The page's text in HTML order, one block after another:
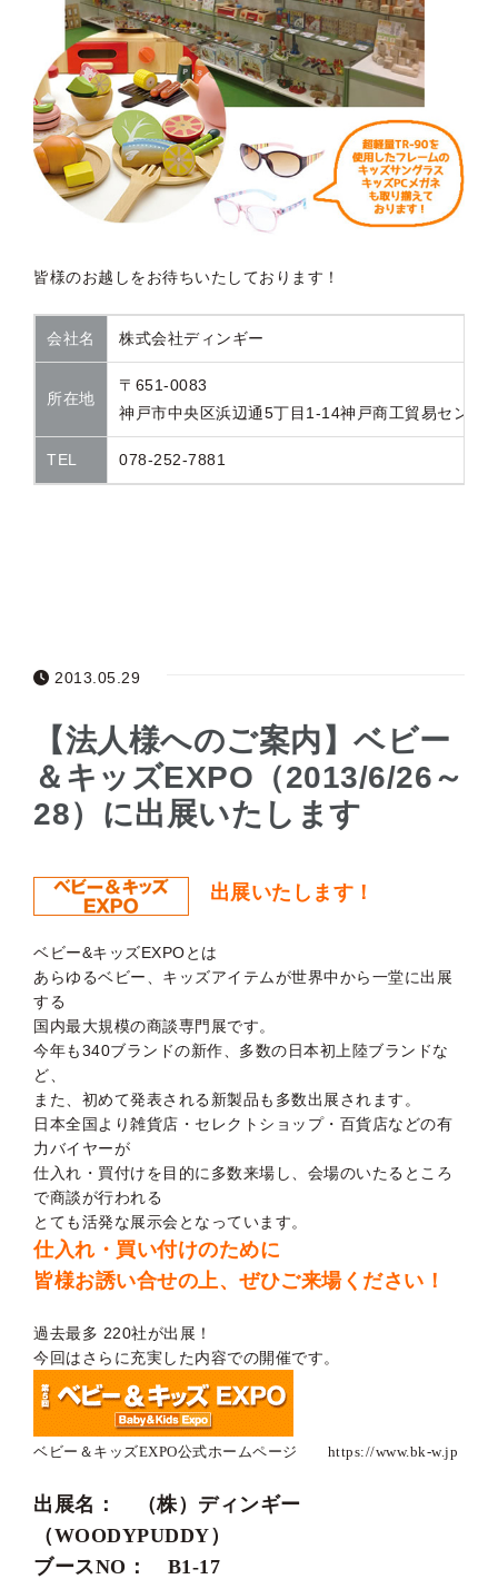
皆様のお越しをお待ちいたしております！
会社名 株式会社ディンギー
所在地
〒651-0083
神戸市中央区浜辺通5丁目1-14神戸商工貿易センタ
TEL 078-252-7881
2013.05.29
【法人様へのご案内】ベビー
＆キッズEXPO（2013/6/26～
28）に出展いたします
出展いたします！
ベビー&キッズEXPOとは
あらゆるベビー、キッズアイテムが世界中から一堂に出展
する
国内最大規模の商談専門展です。
今年も340ブランドの新作、多数の日本初上陸ブランドな
ど、
また、初めて発表される新製品も多数出展されます。
日本全国より雑貨店・セレクトショップ・百貨店などの有
力バイヤーが
仕入れ・買付けを目的に多数来場し、会場のいたるところ
で商談が行われる
とても活発な展示会となっています。
仕入れ・買い付けのために
皆様お誘い合せの上、ぜひご来場ください！
過去最多 220社が出展！
今回はさらに充実した内容での開催です。
ベビー＆キッズEXPO公式ホームページ https://www.bk-w.jp
出展名： （株）ディンギー
（WOODYPUDDY）
ブースNO： B1-17